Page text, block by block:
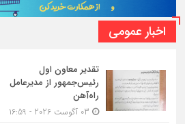
اخبار عمومی
تقدیر معاون اول
رئیس‌جمهور از مدیرعامل
راه‌آهن